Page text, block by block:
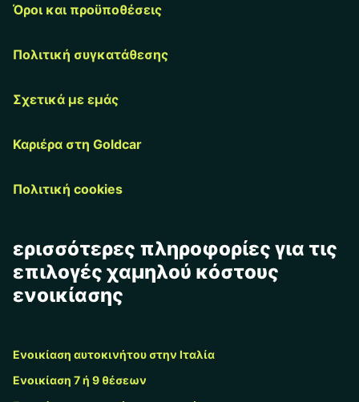
Όροι και προϋποθέσεις
Πολιτική συγκατάθεσης
Σχετικά με εμάς
Καριέρα στη Goldcar
Πολιτική cookies
ερισσότερες πληροφορίες για τις
επιλογές χαμηλού κόστους
ενοικίασης
Ενοικίαση αυτοκινήτου στην Ιταλία
Ενοικίαση 7 ή 9 θέσεων